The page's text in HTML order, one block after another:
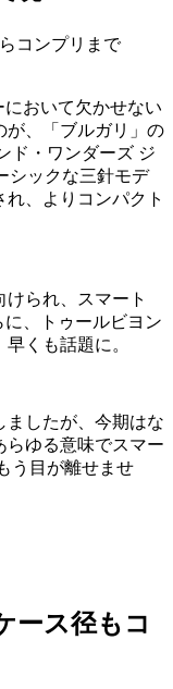
おいて欠かせない
が、「ブルガリ」の
ド・ワンダーズ ジ
シックな三針モデ
、よりコンパクト
られ、スマート
、トゥールビヨン
くも話題に。
ましたが、今期はな
らゆる意味でスマー
う目が離せませ
ース径もコ